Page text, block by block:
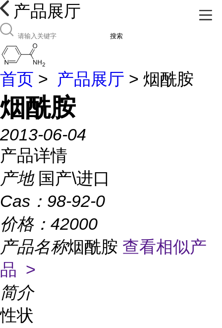
产品展厅
搜索
首页 > 产品展厅 > 烟酰胺
烟酰胺
2013-06-04
产品详情
产地 国产\进口
Cas： 98-92-0
价格： 42000
产品名称烟酰胺 查看相似产
品 >
简介
性状